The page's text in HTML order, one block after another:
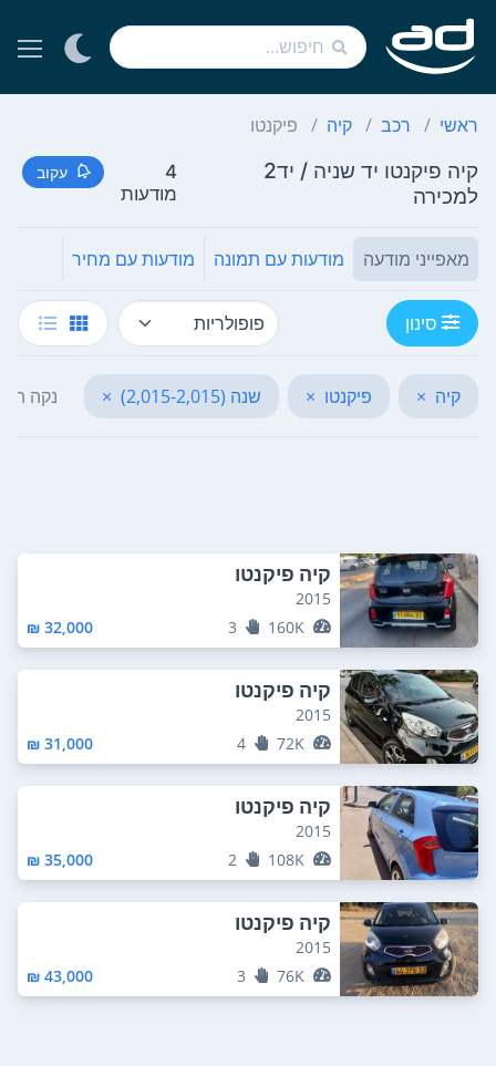
ראשי רכב קיה פיקנטו
קיה פיקנטו יד שניה / יד2
למכירה
4
מודעות
עקוב
מאפייני מודעה מודעות עם תמונה מודעות עם מחיר
סינון
קיה × פיקנטו × שנה (2,015-2,015) × נקה
קיה פיקנטו
2015
160K
3
32,000 ₪
קיה פיקנטו
2015
72K
4
31,000 ₪
קיה פיקנטו
2015
108K
2
35,000 ₪
קיה פיקנטו
2015
76K
3
43,000 ₪